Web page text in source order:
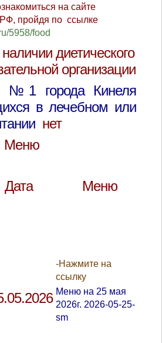
на сайте
пройдя по ссылке
5958/food
диетического
организации
города Кинеля
в лечебном или
нет
Меню
Дата Меню
-Нажмите на
ссылку
Меню на 25 мая
2026г. 2026-05-25-
sm